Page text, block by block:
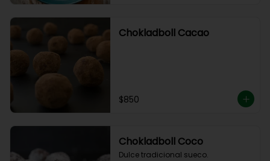
Chokladboll Cacao
$850
Chokladboll Coco
Dulce tradicional sueco.